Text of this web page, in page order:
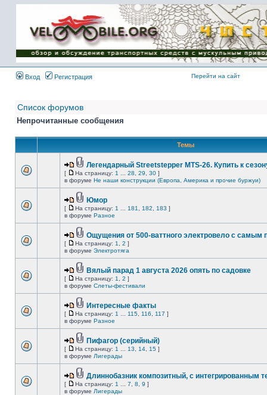
Имя пользователя:
Пароль:
{ LOG_ME_IN_SHORT
}
Вход
Регистрация Перейти на сайт
Список форумов
Непрочитанные сообщения
Темы
Легендарный Streetstepper MTS-26. Купить к
[ На страницу: 1 28 29 30 ]
в форуме Не наши конструкции (Европа, Америка и прочие буржуи)
Юмор
[ На страницу: 1 181 182 183 ]
в форуме Разное
Ощущения от 500-ваттного электровело с самым
[ На страницу: 1 2 ]
в форуме Электротяга
Вялый парад 1 августа 2026 опять по садовке
[ На страницу: 1 2 ]
в форуме Слеты-фестивали
Интересные факты
[ На страницу: 1 115 116 117 ]
в форуме Разное
Пифагор (серийный)
[ На страницу: 1 13 14 15 ]
в форуме Лигерады
Длиннобазник композитный, с интегрированным
[ На страницу: 1 7 8 9 ]
в форуме Лигерады